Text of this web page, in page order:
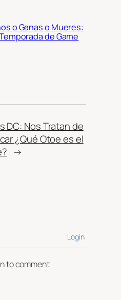
o Ganas o Mueres:
de Game
DC: Nos Tratan de
¿Qué Otoe es el
→
Login
to comment